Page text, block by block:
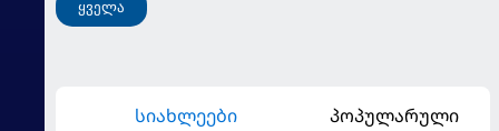
ყველა
სიახლეები პოპულარული